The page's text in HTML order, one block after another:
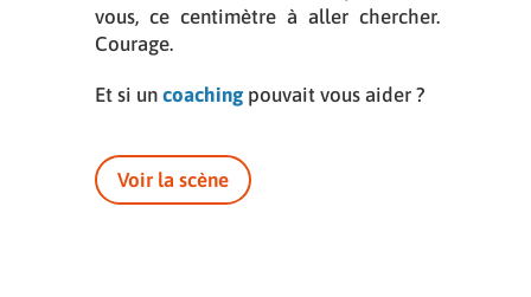
vous, ce centimètre à aller chercher.
Courage.
Et si un coaching pouvait vous aider ?
Voir la scène